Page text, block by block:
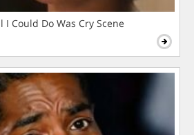
I Could Do Was Cry Scene